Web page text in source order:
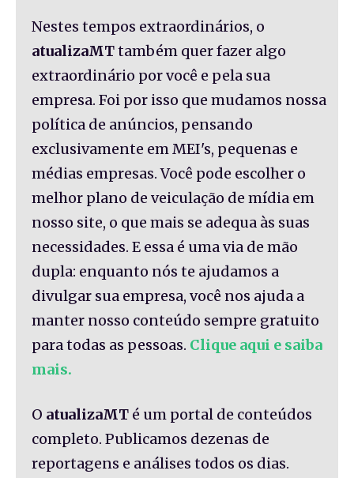
Nestes tempos extraordinários, o
atualizaMTtambém quer fazer algo
extraordinário por você e pela sua
empresa. Foi por isso que mudamos nossa
política de anúncios, pensando
exclusivamente em MEI's, pequenas e
médias empresas. Você pode escolher o
melhor plano de veiculação de mídia em
nosso site, o que mais se adequa às suas
necessidades. E essa é uma via de mão
dupla: enquanto nós te ajudamos a
divulgar sua empresa, você nos ajuda a
manter nosso conteúdo sempre gratuito
para todas as pessoas. Clique aqui e saiba
mais.
O atualizaMT é um portal de conteúdos
completo. Publicamos dezenas de
reportagens e análises todos os dias.